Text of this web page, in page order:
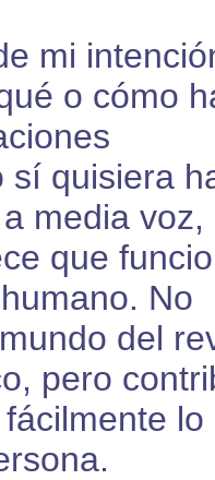
mi
o cómo
sí quisiera
media voz,
que
No
del
pero
lo